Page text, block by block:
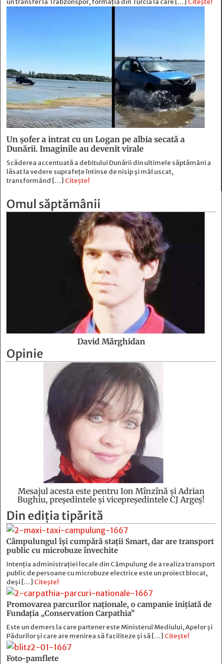
un transfer la Trabzonspor, formația din Turcia la care […] Citește!
Un șofer a intrat cu un Logan pe albia secată a
Dunării. Imaginile au devenit virale
Scăderea accentuată a debitului Dunării din ultimele săptămâni a
lăsat la vedere suprafețe întinse de nisip și mâl uscat,
transformând […] Citește!
Omul săptămânii
David Mărghidan
Opinie
Mesajul acesta este pentru Ion Mînzînă şi Adrian
Bughiu, preşedintele şi vicepreşedintele CJ Argeş!
Din ediția tipărită
Câmpulungul îşi cumpără staţii Smart, dar are transport
public cu microbuze învechite
Intenția administrației locale din Câmpulung de a realiza transport
public de persoane cu microbuze electrice este un proiect blocat,
deși […] Citește!
Promovarea parcurilor naționale, o campanie inițiată de
Fundația „Conservation Carpathia”
Este un demers la care partener este Ministerul Mediului, Apelor și
Pădurilor și care are menirea să faciliteze și să […] Citește!
Foto-pamflete